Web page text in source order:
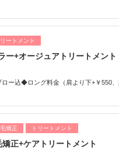
リートメント
ー+オージュアトリートメント
ー込◆ロング料金（肩より下+￥550、
矯正 トリートメント
正+ケアトリートメント